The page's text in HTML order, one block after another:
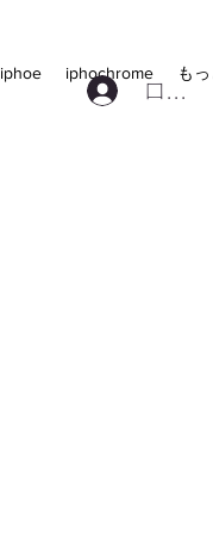
iphoe iphochrome も
ログイ